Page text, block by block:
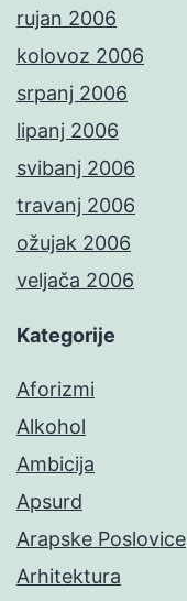
rujan 2006
kolovoz 2006
srpanj 2006
lipanj 2006
svibanj 2006
travanj 2006
ožujak 2006
veljača 2006
Kategorije
Aforizmi
Alkohol
Ambicija
Apsurd
Arapske Poslovice
Arhitektura